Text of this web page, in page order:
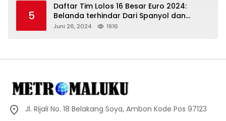
5
Daftar Tim Lolos 16 Besar Euro 2024:
Belanda terhindar Dari Spanyol dan
Ingriss, Prancis Bertemu Belgia
Juni 26, 2024 1916
Jl. Rijali No. 18 Belakang Soya, Ambon Kode Pos 97123